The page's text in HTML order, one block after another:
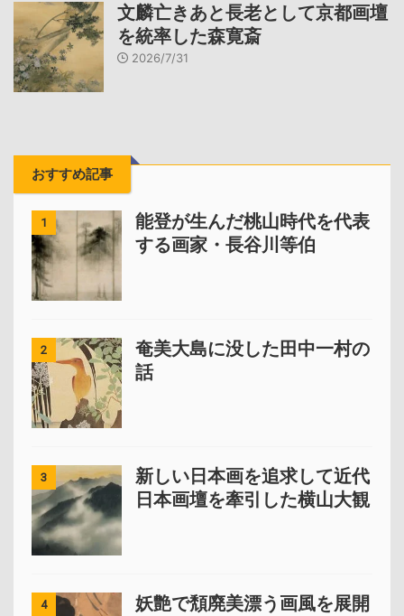
文麟亡きあと長老として京都画壇
を統率した森寛斎
2026/7/31
おすすめ記事
1
能登が生んだ桃山時代を代表
する画家・長谷川等伯
2
奄美大島に没した田中一村の
話
3
新しい日本画を追求して近代
日本画壇を牽引した横山大観
4
妖艶で頽廃美漂う画風を展開